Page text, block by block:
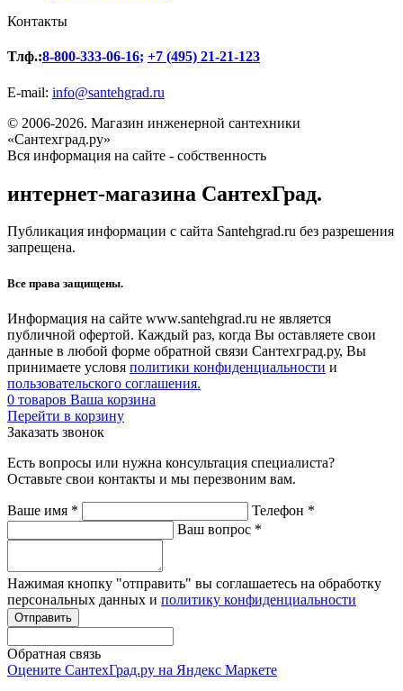
Контакты
Тлф.:8-800-333-06-16; +7 (495) 21-21-123
E-mail: info@santehgrad.ru
© 2006-2026. Магазин инженерной сантехники
«Сантехград.ру»
Вся информация на сайте - собственность
интернет-магазина СантехГрад.
Публикация информации с сайта Santehgrad.ru без разрешения
запрещена.
Все права защищены.
Информация на сайте www.santehgrad.ru не является
публичной офертой. Каждый раз, когда Вы оставляете свои
данные в любой форме обратной связи Сантехград.ру, Вы
принимаете условя политики конфиденциальности и
пользовательского соглашения.
0 товаров Ваша корзина
Перейти в корзину
Заказать звонок
Есть вопросы или нужна консультация специалиста?
Оставьте свои контакты и мы перезвоним вам.
Ваше имя * Телефон *
Ваш вопрос *
Нажимая кнопку "отправить" вы соглашаетесь на обработку
персональных данных и политику конфиденциальности
Обратная связь
Оцените СантехГрад.ру на Яндекс Маркете